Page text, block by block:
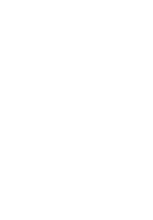
kami tempuh untuk